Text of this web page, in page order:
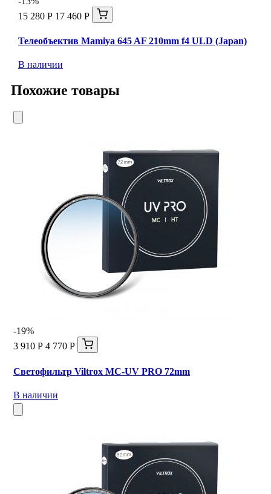
15 280 Р 17 460 Р
Телеобъектив Mamiya 645 AF 210mm f4 ULD (Japan)
В наличии
Похожие товары
-19%
3 910 Р 4 770 Р
Светофильтр Viltrox MC-UV PRO 72mm
В наличии